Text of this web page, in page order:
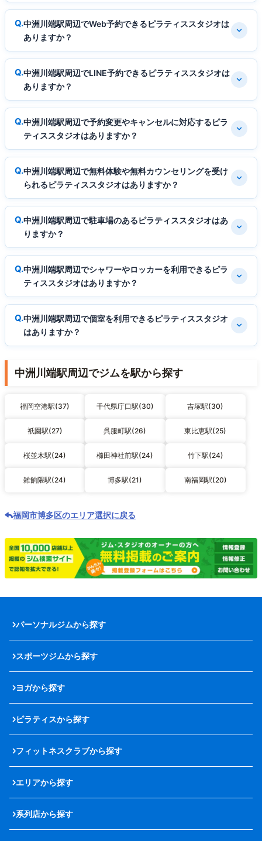
中洲川端駅周辺でWeb予約できるピラティススタジオは
ありますか？
中洲川端駅周辺でLINE予約できるピラティススタジオは
ありますか？
中洲川端駅周辺で予約変更やキャンセルに対応するピラ
ティススタジオはありますか？
中洲川端駅周辺で無料体験や無料カウンセリングを受け
られるピラティススタジオはありますか？
中洲川端駅周辺で駐車場のあるピラティススタジオはあ
りますか？
中洲川端駅周辺でシャワーやロッカーを利用できるピラ
ティススタジオはありますか？
中洲川端駅周辺で個室を利用できるピラティススタジオ
はありますか？
中洲川端駅周辺でジムを駅から探す
福岡空港駅(37) 千代県庁口駅(30) 吉塚駅(30)
祇園駅(27) 呉服町駅(26) 東比恵駅(25)
桜並木駅(24) 櫛田神社前駅(24) 竹下駅(24)
雑餉隈駅(24) 博多駅(21) 南福岡駅(20)
福岡市博多区のエリア選択に戻る
パーソナルジムから探す
スポーツジムから探す
ヨガから探す
ピラティスから探す
フィットネスクラブから探す
エリアから探す
系列店から探す